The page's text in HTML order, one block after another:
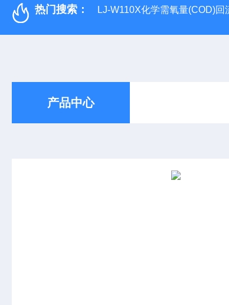
热门搜索： LJ-W110X化学需氧量(COD)回
产品中心